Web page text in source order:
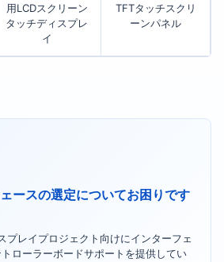
用LCDスクリーン
タッチディスプレ
イ
TFTタッチスクリ
ーンパネル
ースの選定についてお困りです
プレイプロジェクト向けにインターフェ
ローラーボードサポートを提供してい